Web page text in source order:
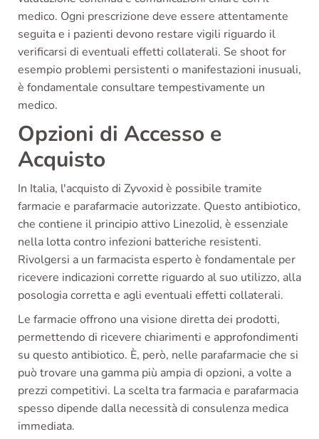
medico. Ogni prescrizione deve essere attentamente
seguita e i pazienti devono restare vigili riguardo il
verificarsi di eventuali effetti collaterali. Se shoot for
esempio problemi persistenti o manifestazioni inusuali,
è fondamentale consultare tempestivamente un
medico.
Opzioni di Accesso e
Acquisto
In Italia, l'acquisto di Zyvoxid è possibile tramite
farmacie e parafarmacie autorizzate. Questo antibiotico,
che contiene il principio attivo Linezolid, è essenziale
nella lotta contro infezioni batteriche resistenti.
Rivolgersi a un farmacista esperto è fondamentale per
ricevere indicazioni corrette riguardo al suo utilizzo, alla
posologia corretta e agli eventuali effetti collaterali.
Le farmacie offrono una visione diretta dei prodotti,
permettendo di ricevere chiarimenti e approfondimenti
su questo antibiotico. È, però, nelle parafarmacie che si
può trovare una gamma più ampia di opzioni, a volte a
prezzi competitivi. La scelta tra farmacia e parafarmacia
spesso dipende dalla necessità di consulenza medica
immediata.